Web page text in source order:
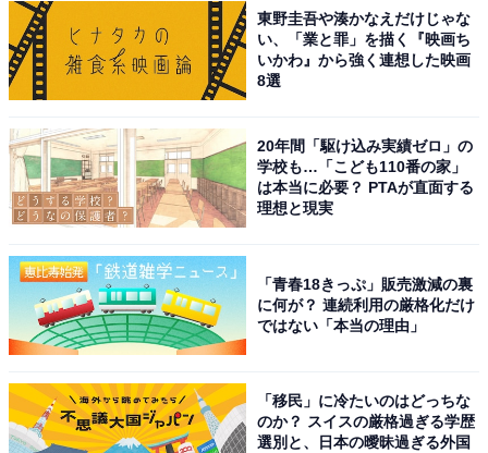
東野圭吾や湊かなえだけじゃな
い、「業と罪」を描く『映画ち
いかわ』から強く連想した映画
8選
20年間「駆け込み実績ゼロ」の
学校も…「こども110番の家」
は本当に必要？ PTAが直面する
理想と現実
「青春18きっぷ」販売激減の裏
に何が？ 連続利用の厳格化だけ
ではない「本当の理由」
「移民」に冷たいのはどっちな
のか？ スイスの厳格過ぎる学歴
選別と、日本の曖昧過ぎる外国